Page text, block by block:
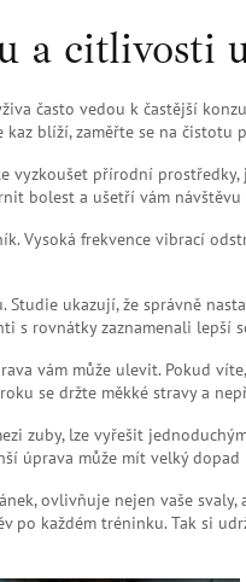
a citlivosti
často vedou k častější
kaz blíží, zaměřte se na
vyzkoušet přírodní
bolest a ušetří vám návštěvu
Vysoká frekvence vibrací
Studie ukazují, že správně
s rovnátky zaznamenali
vám může ulevit. Pokud
se držte měkké stravy a
zuby, lze vyřešit
úprava může mít velký dopad
ovlivňuje nejen vaše
po každém tréninku. Tak si